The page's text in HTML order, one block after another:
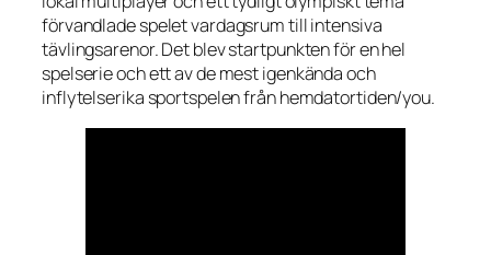
förvandlade spelet vardagsrum till intensiva
tävlingsarenor. Det blev startpunkten för en hel
spelserie och ett av de mest igenkända och
inflytelserika sportspelen från hemdatortiden/you.